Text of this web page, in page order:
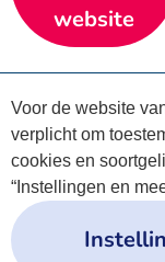
Voor de website
verplicht om
cookies en
“Instellingen en
website